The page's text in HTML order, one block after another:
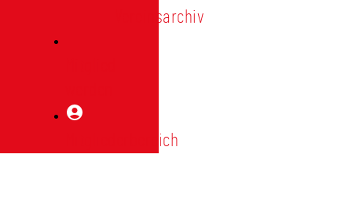
Vereinsarchiv
Mitgliederbereich